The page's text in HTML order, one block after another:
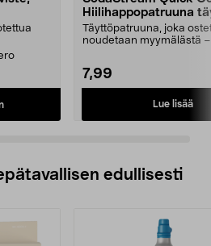
Hiilihappopatruuna
vaihto, 60 litraa
Täyttöpatruuna, joka
noudetaan myymälästä
7,99
Lue lisää
edullisesti